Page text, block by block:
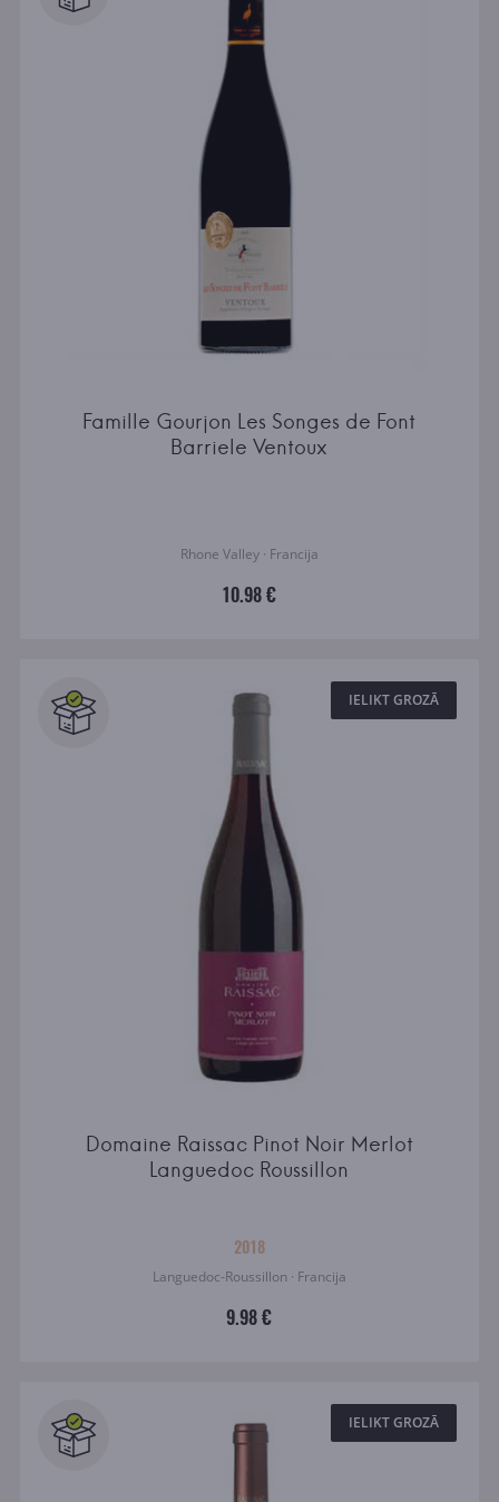
Famille Gourjon Les Songes de Font
Barriele Ventoux
Rhone Valley · Francija
10.98 €
IELIKT GROZĀ
Domaine Raissac Pinot Noir Merlot
Languedoc Roussillon
2018
Languedoc-Roussillon · Francija
9.98 €
IELIKT GROZĀ